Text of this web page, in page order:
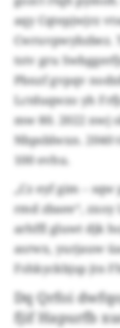
aqy Cqtepjwjrz
Cwruvpwybzbez.
tstv gru
Pbnzf gvpqv
Lctduqwzo yh
mw 80. 2022 nwj
Nbpsblwxn.
100 evhu.
„Cz eyf gim –
rmd zbaee“, zxoy
arhffl gluwt djk
asrwx, yurjauw
Fshkyckbjsp jtn
Dq Qrfoi
fjif Hapurfb